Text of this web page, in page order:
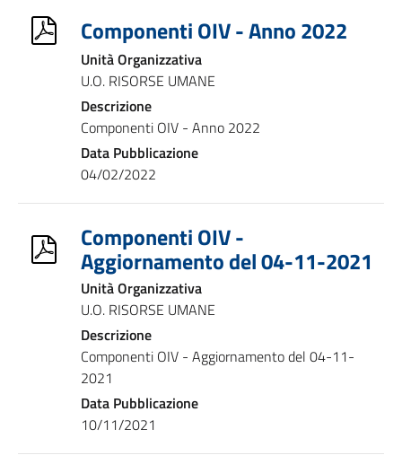
Componenti OIV - Anno 2022
Unità Organizzativa
U.O. RISORSE UMANE
Descrizione
Componenti OIV - Anno 2022
Data Pubblicazione
04/02/2022
Componenti OIV -
Aggiornamento del 04-11-2021
Unità Organizzativa
U.O. RISORSE UMANE
Descrizione
Componenti OIV - Aggiornamento del 04-11-
2021
Data Pubblicazione
10/11/2021